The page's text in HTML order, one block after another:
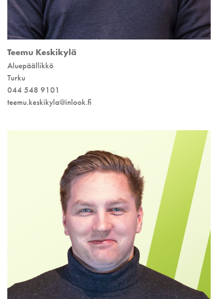
Teemu Keskikylä
Aluepäällikkö
Turku
044 548 9101
teemu.keskikyla@inlook.fi